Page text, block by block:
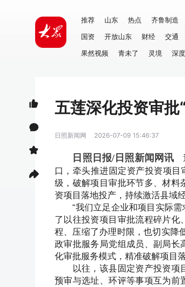
推荐 山东 热点 齐鲁制造
国资
开放山东 财经 交通
果然视频
青未了 灵境 深度
五莲深化投资审批
日照新闻网 2026-07-09 15:46:37
日照日报/日照新闻网讯
口，牵头推进固定资产投资项
级，破解项目审批环节多、材
资项目落地投产，持续激活县域
“我们立足企业和项目实际需
了以往投资项目审批流程碎片
程、压缩了办理时限，也切实降
政审批服务局党组成员、副局
化审批服务模式，精准破解项目
以往，该县固定资产投资项
预审与选址、环评等事项互为